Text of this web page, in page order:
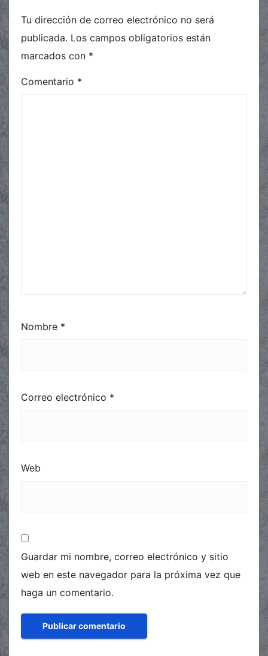
Tu dirección de correo electrónico no será
publicada. Los campos obligatorios están
marcados con *
Comentario *
Nombre *
Correo electrónico *
Web
Guardar mi nombre, correo electrónico y sitio
web en este navegador para la próxima vez que
haga un comentario.